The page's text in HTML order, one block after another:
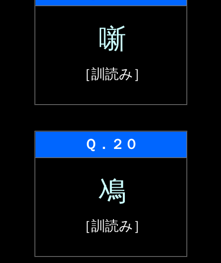
噺
［訓読み］
Ｑ．２０
鳰
［訓読み］